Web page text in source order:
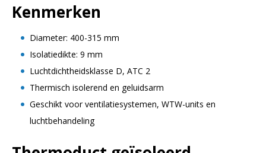
Kenmerken
Diameter: 400-315 mm
Isolatiedikte: 9 mm
Luchtdichtheidsklasse D, ATC 2
Thermisch isolerend en geluidsarm
Geschikt voor ventilatiesystemen, WTW-units en
luchtbehandeling